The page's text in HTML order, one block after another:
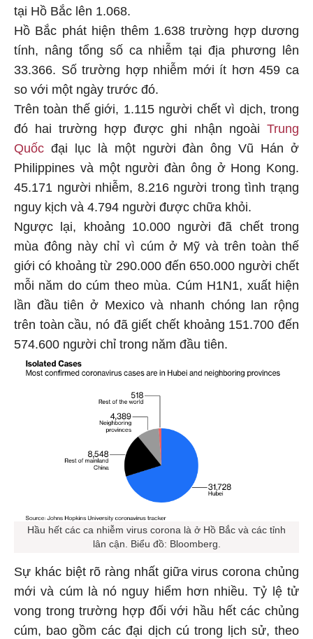
tại Hồ Bắc lên 1.068.
Hồ Bắc phát hiện thêm 1.638 trường hợp dương
tính, nâng tổng số ca nhiễm tại địa phương lên
33.366. Số trường hợp nhiễm mới ít hơn 459 ca
so với một ngày trước đó.
Trên toàn thế giới, 1.115 người chết vì dịch, trong
đó hai trường hợp được ghi nhận ngoài Trung
Quốc đại lục là một người đàn ông Vũ Hán ở
Philippines và một người đàn ông ở Hong Kong.
45.171 người nhiễm, 8.216 người trong tình trạng
nguy kịch và 4.794 người được chữa khỏi.
Ngược lại, khoảng 10.000 người đã chết trong
mùa đông này chỉ vì cúm ở Mỹ và trên toàn thế
giới có khoảng từ 290.000 đến 650.000 người chết
mỗi năm do cúm theo mùa. Cúm H1N1, xuất hiện
lần đầu tiên ở Mexico và nhanh chóng lan rộng
trên toàn cầu, nó đã giết chết khoảng 151.700 đến
574.600 người chỉ trong năm đầu tiên.
Hầu hết các ca nhiễm virus corona là ở Hồ Bắc và các tỉnh
lân cận. Biểu đồ: Bloomberg.
Sự khác biệt rõ ràng nhất giữa virus corona chủng
mới và cúm là nó nguy hiểm hơn nhiều. Tỷ lệ tử
vong trong trường hợp đối với hầu hết các chủng
cúm, bao gồm các đại dịch cú trong lịch sử, theo